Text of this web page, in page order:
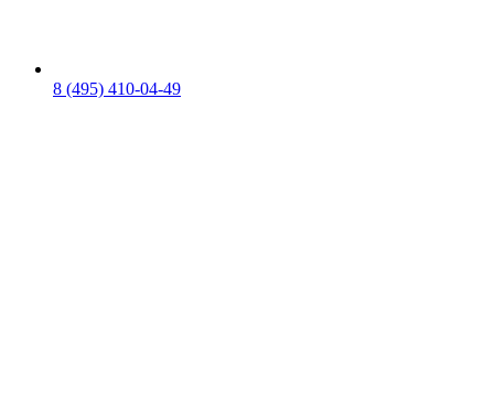
8 (495) 410-04-49